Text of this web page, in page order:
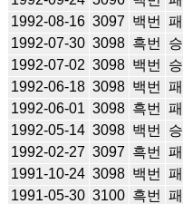
1992-08-16 3097 백번 패
1992-07-30 3098 흑번 승
1992-07-02 3098 백번 승
1992-06-18 3098 백번 패
1992-06-01 3098 흑번 패
1992-05-14 3098 백번 승
1992-02-27 3097 흑번 패
1991-10-24 3098 백번 패
1991-05-30 3100 흑번 패